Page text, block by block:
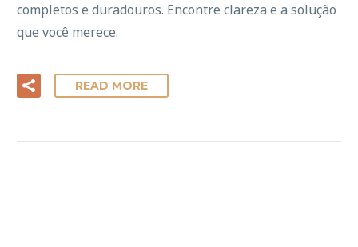
completos e duradouros. Encontre clareza e a solução
que você merece.
READ MORE